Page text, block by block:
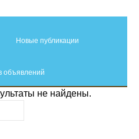
Новые публикации
объявлений
не найдены.